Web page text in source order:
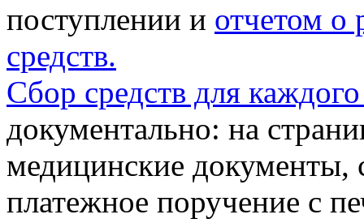
поступлении и отчетом о
средств.
Сбор средств для
документально: на
медицинские документы,
платежное поручение с